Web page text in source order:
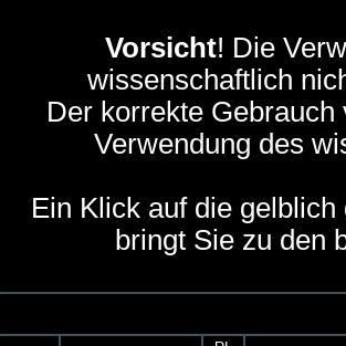
Vorsicht! Die
wissenschaftlich
Der korrekte
Verwendung des
Ein Klick auf die
bringt Sie zu den